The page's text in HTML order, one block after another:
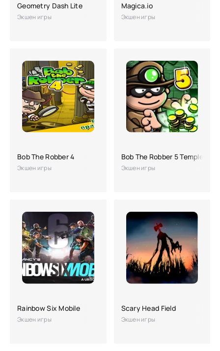
Geometry Dash Lite
Экшен игры
Magica.io
Экшен игры
Bob The Robber 4
Экшен игры
Bob The Robber 5 Temple
Экшен игры
Rainbow Six Mobile
Экшен игры
Scary Head Field
Экшен игры